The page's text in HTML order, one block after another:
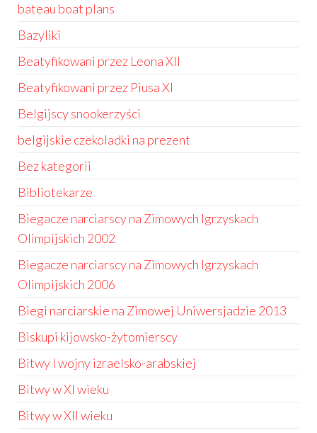
bateau boat plans
Bazyliki
Beatyfikowani przez Leona XII
Beatyfikowani przez Piusa XI
Belgijscy snookerzyści
belgijskie czekoladki na prezent
Bez kategorii
Bibliotekarze
Biegacze narciarscy na Zimowych Igrzyskach
Olimpijskich 2002
Biegacze narciarscy na Zimowych Igrzyskach
Olimpijskich 2006
Biegi narciarskie na Zimowej Uniwersjadzie 2013
Biskupi kijowsko-żytomierscy
Bitwy I wojny izraelsko-arabskiej
Bitwy w XI wieku
Bitwy w XII wieku